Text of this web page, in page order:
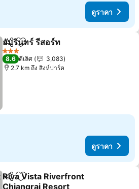
ดูราคา
แชร์ เพิ่มในรายการโปรด
อัมรินทร์ รีสอร์ท
3 ดาว
8.6 ดีเลิศ
3,083
2.7 km ถึง สิงห์ปาร์ค
ดูราคา
แชร์ เพิ่มในรายการโปรด
Riva Vista Riverfront
Chiangrai Resort